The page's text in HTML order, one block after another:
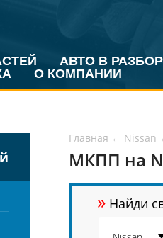
АВТО В РАЗБОР
О КОМПАНИИ
Главная ← Nissan
МКПП на
» Найди